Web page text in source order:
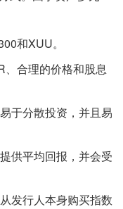
和XUU。
、合理的价格和股息
于分散投资，并且易
供平均回报，并会受
发行人本身购买指数